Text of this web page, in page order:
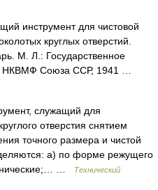
инструмент для чистовой
круглых отверстий.
М. Л.: Государственное
НКВМФ Союза ССР, 1941 …
служащий для
отверстия снятием
точного размера и чистой
а) по форме режущего
…
Технический